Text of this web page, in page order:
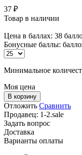
37 ₽
Товар в наличии
Цена в баллах: 38
Бонусные баллы:
Минимальное
Моя цена
В корзину
Отложить Сравнить
Продавец: 1-2.sale
Задать вопрос
Доставка
Варианты оплаты